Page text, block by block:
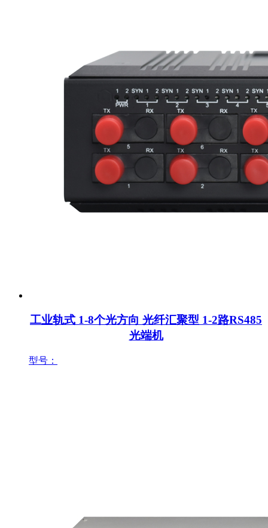
工业轨式 1-8个光方向 光纤汇聚型 1-2路RS485
光端机
型号：